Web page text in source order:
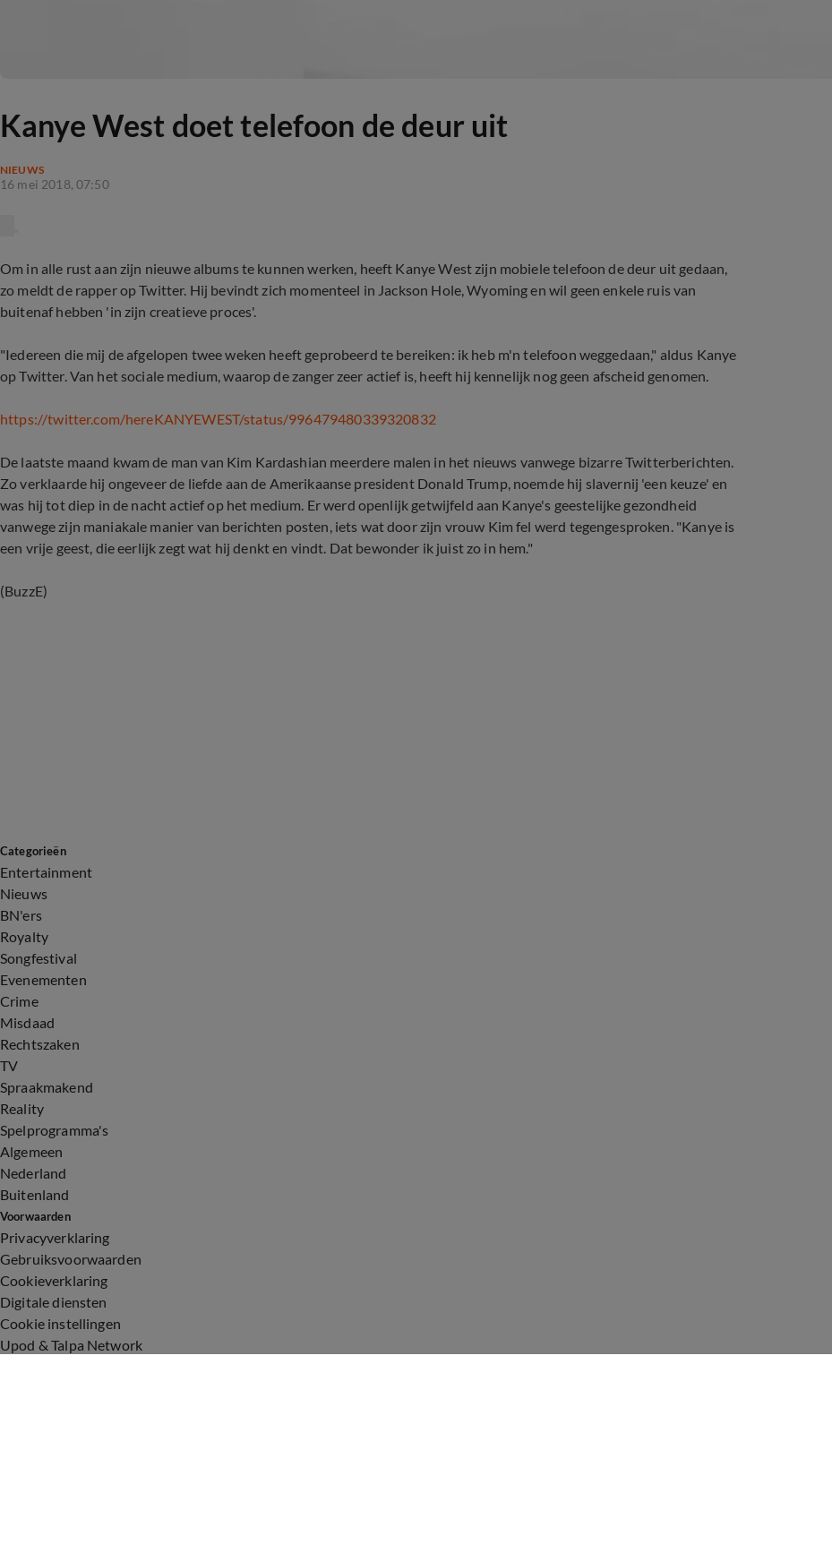
Kanye West doet telefoon de deur uit
NIEUWS
16 mei 2018, 07:50
Om in alle rust aan zijn nieuwe albums te kunnen werken, heeft Kanye West zijn mobiele telefoon de deur uit gedaan,
zo meldt de rapper op Twitter. Hij bevindt zich momenteel in Jackson Hole, Wyoming en wil geen enkele ruis van
buitenaf hebben 'in zijn creatieve proces'.
"Iedereen die mij de afgelopen twee weken heeft geprobeerd te bereiken: ik heb m'n telefoon weggedaan," aldus Kanye
op Twitter. Van het sociale medium, waarop de zanger zeer actief is, heeft hij kennelijk nog geen afscheid genomen.
https://twitter.com/hereKANYEWEST/status/996479480339320832
De laatste maand kwam de man van Kim Kardashian meerdere malen in het nieuws vanwege bizarre Twitterberichten.
Zo verklaarde hij ongeveer de liefde aan de Amerikaanse president Donald Trump, noemde hij slavernij 'een keuze' en
was hij tot diep in de nacht actief op het medium. Er werd openlijk getwijfeld aan Kanye's geestelijke gezondheid
vanwege zijn maniakale manier van berichten posten, iets wat door zijn vrouw Kim fel werd tegengesproken. "Kanye is
een vrije geest, die eerlijk zegt wat hij denkt en vindt. Dat bewonder ik juist zo in hem."
(BuzzE)
Categorieën
Entertainment
Nieuws
BN'ers
Royalty
Songfestival
Evenementen
Crime
Misdaad
Rechtszaken
TV
Spraakmakend
Reality
Spelprogramma's
Algemeen
Nederland
Buitenland
Voorwaarden
Privacyverklaring
Gebruiksvoorwaarden
Cookieverklaring
Digitale diensten
Cookie instellingen
Upod & Talpa Network